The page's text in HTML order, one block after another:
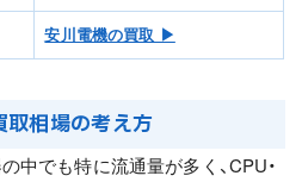
安川電機の買取 ▶
取相場の考え方
中でも特に流通量が多く、CPU・